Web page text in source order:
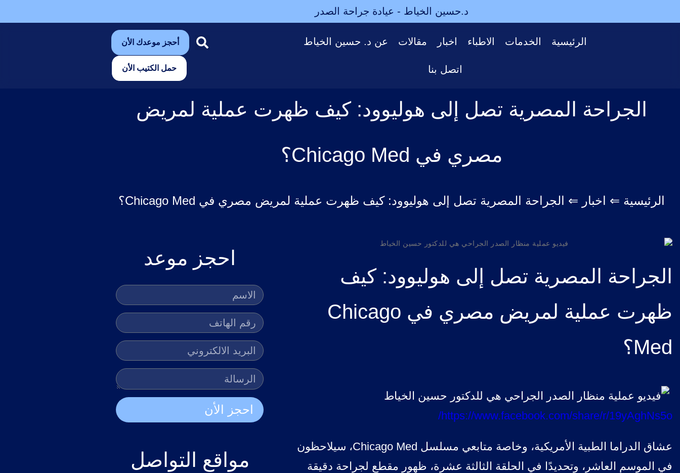
د.حسين الخياط - عيادة جراحة الصدر
الرئيسية الخدمات الاطباء اخبار مقالات عن د. حسين الخياط
اتصل بنا
أحجز موعدك الأن
حمل الكتيب الأن
الجراحة المصرية تصل إلى هوليوود: كيف ظهرت عملية لمريض
مصري في Chicago Med؟
الرئيسية ⇐ اخبار ⇐ الجراحة المصرية تصل إلى هوليوود: كيف ظهرت عملية لمريض مصري في Chicago Med؟
الجراحة المصرية تصل إلى هوليوود: كيف
ظهرت عملية لمريض مصري في Chicago
Med؟
https://www.facebook.com/share/r/19yAghNs5o/
عشاق الدراما الطبية الأمريكية، وخاصة متابعي مسلسل Chicago Med، سيلاحظون
في الموسم العاشر، وتحديدًا في الحلقة الثالثة عشرة، ظهور مقطع لجراحة دقيقة
احجز موعد
احجز الأن
مواقع التواصل